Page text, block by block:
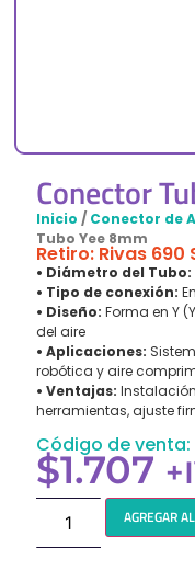
Conector
Inicio / Conector de
Tubo Yee 8mm
Retiro: Rivas 690
• Diámetro del Tubo:
• Tipo de conexión:
• Diseño: Forma en Y
del aire
• Aplicaciones:
robótica y aire
• Ventajas:
herramientas, ajuste
Código de venta:
$1.707
AGREGAR